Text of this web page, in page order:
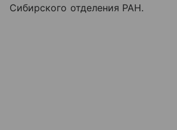
Сибирского отделения РАН.